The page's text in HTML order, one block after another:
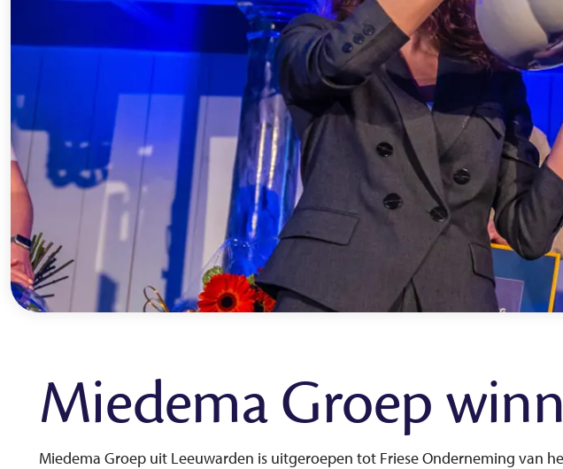
Miedema Groep
Miedema Groep uit Leeuwarden is uitgeroepen tot Friese Onderneming van